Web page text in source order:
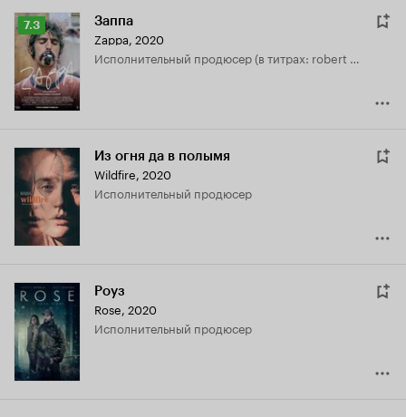
Рейтинг
Кинопоиска
7.3
7.3 Заппа
Zappa, 2020
исполнительный продюсер (в титрах: robert halmi)
Из огня да в полымя
Wildfire, 2020
исполнительный продюсер
Роуз
Rose, 2020
исполнительный продюсер